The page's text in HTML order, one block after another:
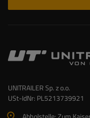
UNITRAILER Sp. z o.o.
USt-IdNr: PL5213739921